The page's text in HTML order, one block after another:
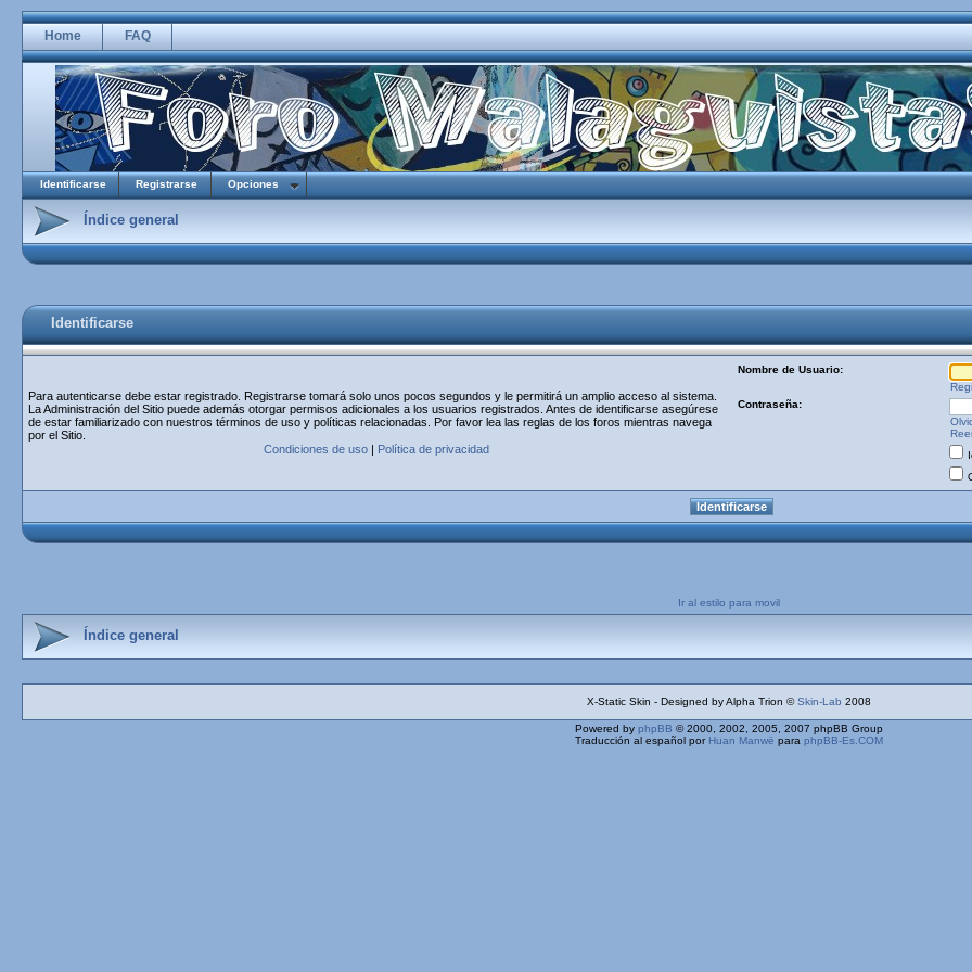
Home FAQ
Identificarse Registrarse Opciones
Índice general
Identificarse
Para autenticarse debe estar registrado. Registrarse tomará solo unos pocos segundos y le permitirá un amplio acceso al sistema.
La Administración del Sitio puede además otorgar permisos adicionales a los usuarios registrados. Antes de identificarse asegúrese
de estar familiarizado con nuestros términos de uso y políticas relacionadas. Por favor lea las reglas de los foros mientras navega
por el Sitio.
Condiciones de uso| Política de privacidad
Nombre de Usuario:
Contraseña:
Ir al estilo para movil
Índice general
X-Static Skin - Designed by Alpha Trion ©Skin-Lab 2008
Powered by phpBB © 2000, 2002, 2005, 2007 phpBB Group
Traducción al español por Huan Manwë para phpBB-Es.COM